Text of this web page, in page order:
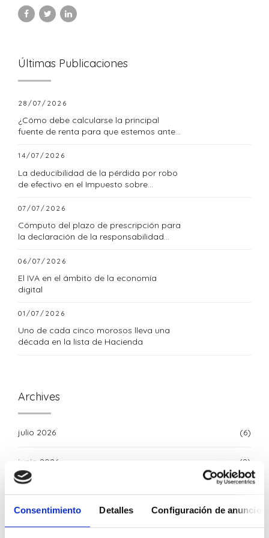
Consentimiento Detalles Configuración de anuncios
Últimas Publicaciones
28/07/2026
¿Cómo debe calcularse la principal
fuente de renta para que estemos ante
14/07/2026
La deducibilidad de la pérdida por robo
de efectivo en el Impuesto sobre
07/07/2026
Cómputo del plazo de prescripción para
la declaración de la responsabilidad
06/07/2026
El IVA en el ámbito de la economía
digital
01/07/2026
Uno de cada cinco morosos lleva una
década en la lista de Hacienda
Archives
julio 2026 (6)
junio 2026 (8)